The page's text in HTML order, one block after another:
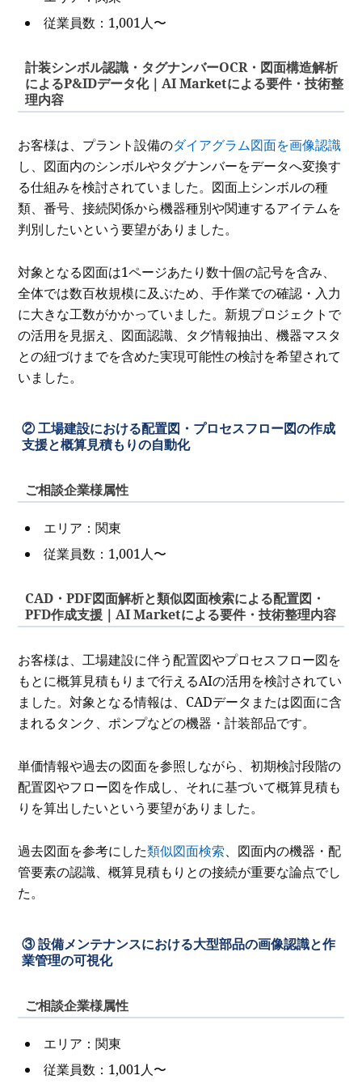
従業員数：1,001人〜
計装シンボル認識・タグナンバーOCR・図面構造解析
によるP&IDデータ化｜AI Marketによる要件・技術整
理内容
お客様は、プラント設備のダイアグラム図面を画像認識
し、図面内のシンボルやタグナンバーをデータへ変換す
る仕組みを検討されていました。図面上シンボルの種
類、番号、接続関係から機器種別や関連するアイテムを
判別したいという要望がありました。
対象となる図面は1ページあたり数十個の記号を含み、
全体では数百枚規模に及ぶため、手作業での確認・入力
に大きな工数がかかっていました。新規プロジェクトで
の活用を見据え、図面認識、タグ情報抽出、機器マスタ
との紐づけまでを含めた実現可能性の検討を希望されて
いました。
② 工場建設における配置図・プロセスフロー図の作成
支援と概算見積もりの自動化
ご相談企業様属性
エリア：関東
従業員数：1,001人〜
CAD・PDF図面解析と類似図面検索による配置図・
PFD作成支援｜AI Marketによる要件・技術整理内容
お客様は、工場建設に伴う配置図やプロセスフロー図を
もとに概算見積もりまで行えるAIの活用を検討されてい
ました。対象となる情報は、CADデータまたは図面に含
まれるタンク、ポンプなどの機器・計装部品です。
単価情報や過去の図面を参照しながら、初期検討段階の
配置図やフロー図を作成し、それに基づいて概算見積も
りを算出したいという要望がありました。
過去図面を参考にした類似図面検索、図面内の機器・配
管要素の認識、概算見積もりとの接続が重要な論点でし
た。
③ 設備メンテナンスにおける大型部品の画像認識と作
業管理の可視化
ご相談企業様属性
エリア：関東
従業員数：1,001人〜